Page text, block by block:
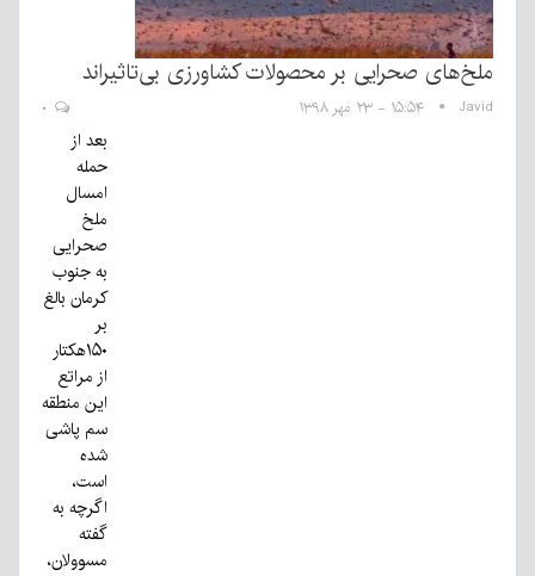
ملخ‌های صحرایی بر محصولات کشاورزی بی‌تاثیراند
Javid ۱۵:۵۴ - ۲۳ مهر ۱۳۹۸
بعد از
حمله
امسال
ملخ
صحرایی
به جنوب
کرمان بالغ
بر
۱۵۰هکتار
از مراتع
این منطقه
سم پاشی
شده
است،
اگرچه به
گفته
مسوولان،